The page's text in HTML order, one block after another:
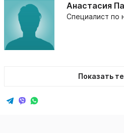
Анастасия
Специалист по
Показать